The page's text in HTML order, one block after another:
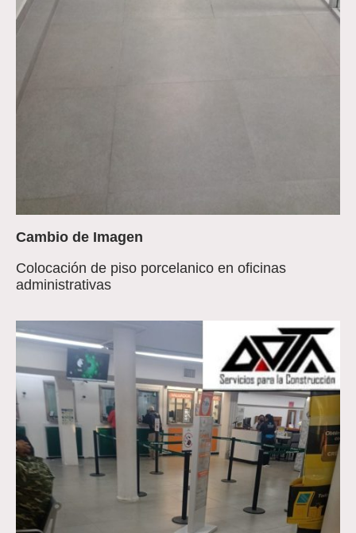
Cambio de Imagen
Colocación de piso porcelanico en oficinas
administrativas